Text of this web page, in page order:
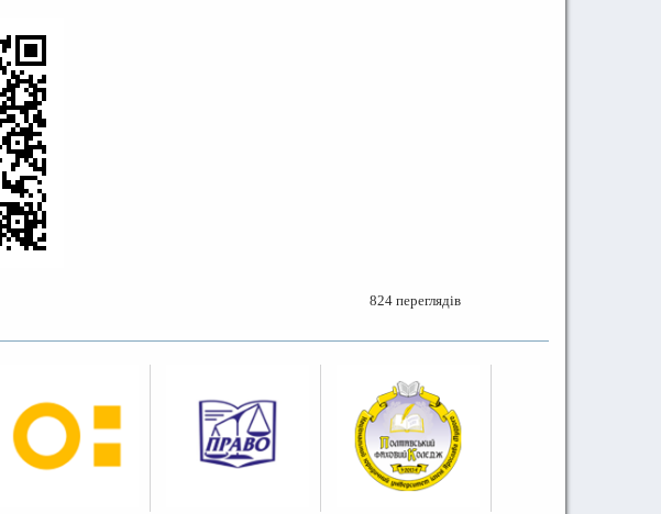
824 переглядів